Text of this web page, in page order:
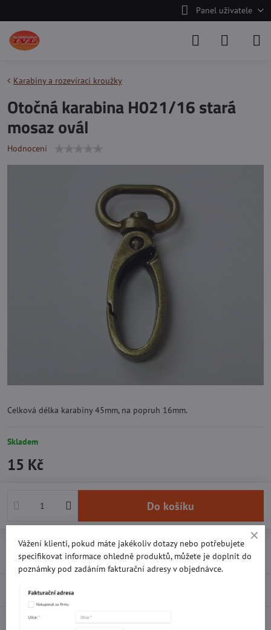
Panel uživatele
Karabiny a rozevírací kroužky
Otočná karabina H021/16 stará
mosaz ovál
Hodnocení
Celková délka karabiny 45mm, na popruh 16mm.
Skladem
15 Kč
Do košíku
Přidat k Oblíbeným Doručení
Recenze 0
Diskuse
Vážení klienti, pokud máte jakékoliv dotazy nebo potřebujete
specifikovat informace ohledně produktů, můžete je doplnit do
poznámky pod zadáním fakturační adresy v objednávce.